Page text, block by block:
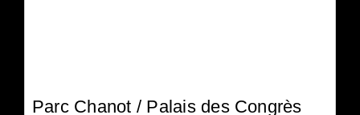
Parc Chanot / Palais des Congrès